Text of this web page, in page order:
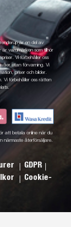
är en del av
varumärken som tillhör
Vi förbehåller oss
utan förvarning. Vi
priser och bilder.
Vi förbehåller oss rätten
att betala online när du
närmaste återförsäljare.
GDPR
Cookie-